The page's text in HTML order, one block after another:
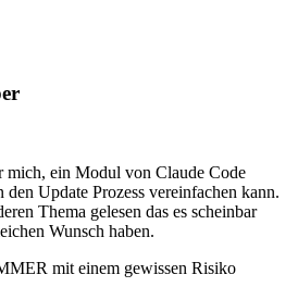
mich, ein Modul von Claude Code
den Update Prozess vereinfachen kann.
Thema gelesen das es scheinbar
Wunsch haben.
mit einem gewissen Risiko